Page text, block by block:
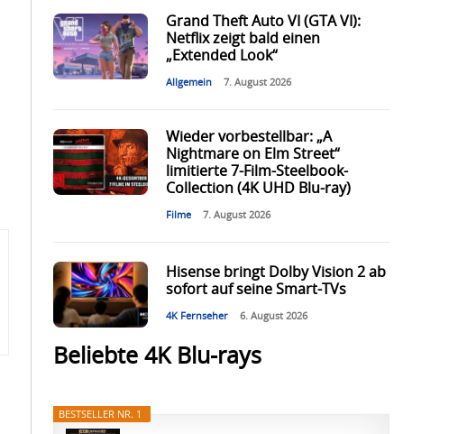
Grand Theft Auto VI (GTA VI):
Netflix zeigt bald einen
„Extended Look“
Allgemein 7. August 2026
Wieder vorbestellbar: „A
Nightmare on Elm Street“
limitierte 7-Film-Steelbook-
Collection (4K UHD Blu-ray)
Filme 7. August 2026
Hisense bringt Dolby Vision 2 ab
sofort auf seine Smart-TVs
4K Fernseher 6. August 2026
Beliebte 4K Blu-rays
BESTSELLER NR. 1